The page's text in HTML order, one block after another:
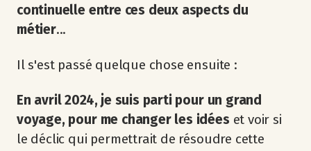
continuelle entre ces deux aspects du
métier...
Il s'est passé quelque chose ensuite :
En avril 2024, je suis parti pour un grand
voyage, pour me changer les idées et voir si
le déclic qui permettrait de résoudre cette